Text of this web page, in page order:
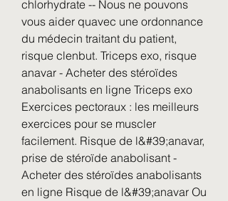
chlorhydrate -- Nous ne pouvons
vous aider quavec une ordonnance
du médecin traitant du patient,
risque clenbut. Triceps exo, risque
anavar - Acheter des stéroïdes
anabolisants en ligne Triceps exo
Exercices pectoraux : les meilleurs
exercices pour se muscler
facilement. Risque de l&#39;anavar,
prise de stéroïde anabolisant -
Acheter des stéroïdes anabolisants
en ligne Risque de l&#39;anavar Ou